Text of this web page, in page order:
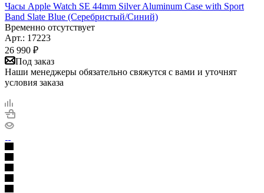
Часы Apple Watch SE 44mm Silver Aluminum Case with Sport
Band Slate Blue (Серебристый/Синий)
Временно отсутствует
Арт.: 17223
26 990 ₽
Под заказ
Наши менеджеры обязательно свяжутся с вами и уточнят
условия заказа